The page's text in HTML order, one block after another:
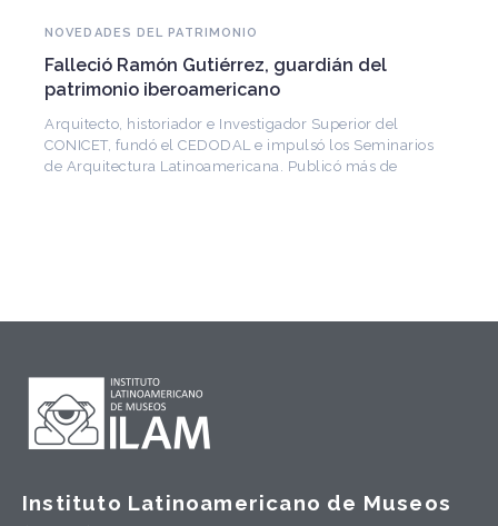
NOVEDADES DEL PATRIMONIO
Falleció Ramón Gutiérrez, guardián del
patrimonio iberoamericano
Arquitecto, historiador e Investigador Superior del
CONICET, fundó el CEDODAL e impulsó los Seminarios
de Arquitectura Latinoamericana. Publicó más de
Instituto Latinoamericano de Museos